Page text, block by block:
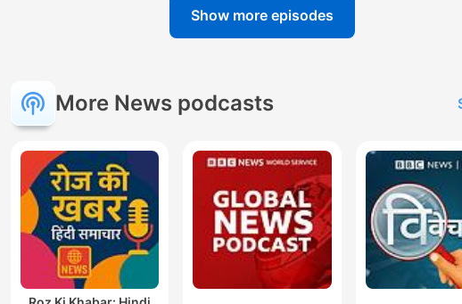
lifestyle, health and
news, daily news, news in
by: Ideabrew Studios Millions
of listeners seek out
Bingepods (Ideabrew
Network content) every
Get in touch with us to
advertise, join the
Show more episodes
More News podcasts